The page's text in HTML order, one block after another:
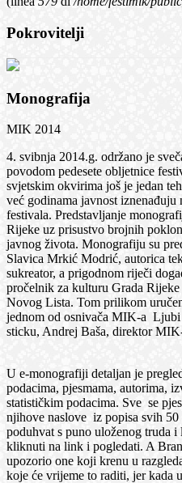
Pokrovitelji
Monografija
MIK 2014
4. svibnja 2014.g. održano je
povodom pedesete obljetnice
svjetskim okvirima još je jedan
već godinama javnost iznenađuju
festivala. Predstavljanje
Rijeke uz prisustvo brojnih
javnog života. Monografiju su
Slavica Mrkić Modrić, autorica
sukreator, a prigodnom riječi
pročelnik za kulturu Grada
Novog Lista. Tom prilikom
jednom od osnivača MIK-a
sticku, Andrej Baša, direktor
U e-monografiji detaljan je
podacima, pjesmama, autorima,
statističkim podacima. Sve se
njihove naslove iz popisa svih
poduhvat s puno uloženog truda
kliknuti na link i pogledati. A
upozorio one koji krenu u
koje će vrijeme to raditi, jer kada